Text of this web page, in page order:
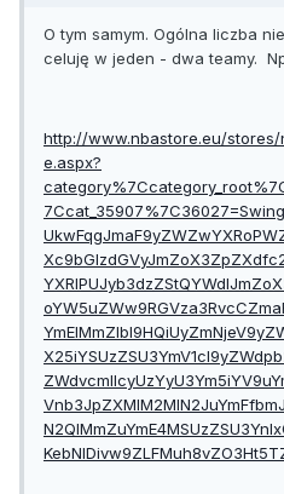
O tym samym. Ogólna liczba
celuję w jeden - dwa teamy.
http://www.nbastore.eu/
e.aspx?